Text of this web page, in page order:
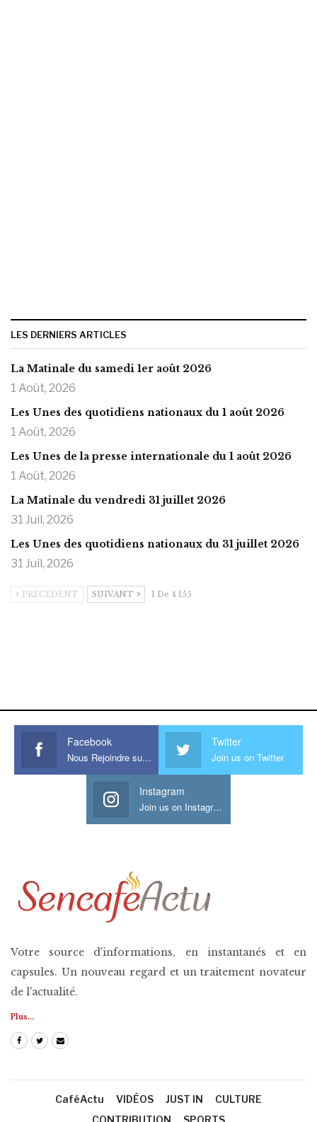
LES DERNIERS ARTICLES
La Matinale du samedi 1er août 2026
1 Août, 2026
Les Unes des quotidiens nationaux du 1 août 2026
1 Août, 2026
Les Unes de la presse internationale du 1 août 2026
1 Août, 2026
La Matinale du vendredi 31 juillet 2026
31 Juil, 2026
Les Unes des quotidiens nationaux du 31 juillet 2026
31 Juil, 2026
PRÉCÉDENT SUIVANT 1 De 4 155
Facebook
Nous Rejoindre sur Facebook
Twitter
Join us on Twitter
Instagram
Join us on Instagram
Votre source d'informations, en instantanés et en
capsules. Un nouveau regard et un traitement novateur
de l'actualité.
Plus...
CaféActu VIDÉOS JUST IN
CULTURE